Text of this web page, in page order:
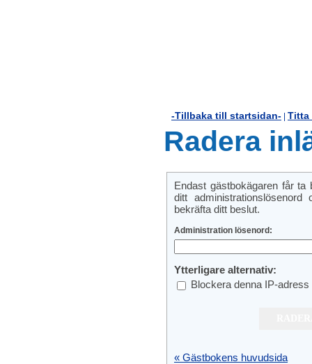
-Tillbaka till startsidan- Titta
Radera
Endast gästbokägaren får
ditt
bekräfta ditt beslut.
Administration lösenord:
Ytterligare alternativ:
Blockera denna IP-adress
« Gästbokens huvudsida